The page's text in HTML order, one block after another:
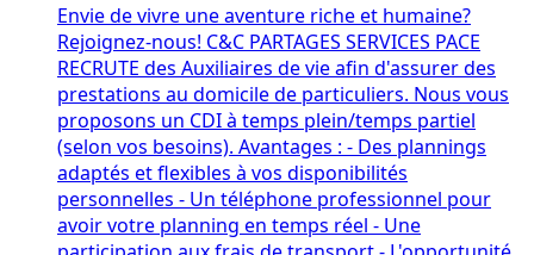
Envie de vivre une aventure riche et humaine?
Rejoignez-nous! C&C PARTAGES SERVICES PACE
RECRUTE des Auxiliaires de vie afin d'assurer des
prestations au domicile de particuliers. Nous vous
proposons un CDI à temps plein/temps partiel
(selon vos besoins). Avantages : - Des plannings
adaptés et flexibles à vos disponibilités
personnelles - Un téléphone professionnel pour
avoir votre planning en temps réel - Une